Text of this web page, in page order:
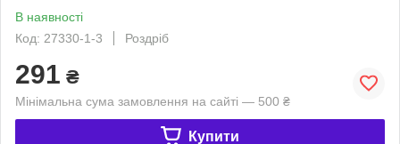
В наявності
Код: 27330-1-3
Роздріб
291 ₴
Мінімальна сума замовлення на сайті — 500 ₴
Купити